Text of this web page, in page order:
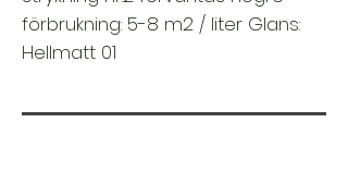
förbrukning: 5-8 m2 / liter Glans:
Hellmatt 01